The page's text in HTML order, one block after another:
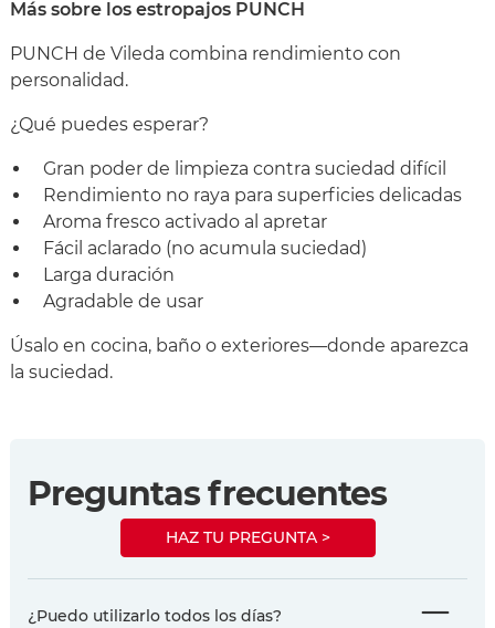
Más sobre los estropajos PUNCH
PUNCH de Vileda combina rendimiento con
personalidad.
¿Qué puedes esperar?
Gran poder de limpieza contra suciedad difícil
Rendimiento no raya para superficies delicadas
Aroma fresco activado al apretar
Fácil aclarado (no acumula suciedad)
Larga duración
Agradable de usar
Úsalo en cocina, baño o exteriores—donde aparezca
la suciedad.
Preguntas frecuentes
HAZ TU PREGUNTA >
¿Puedo utilizarlo todos los días?